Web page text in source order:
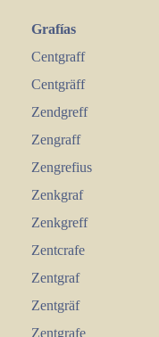
Grafías
Centgraff
Centgräff
Zendgreff
Zengraff
Zengrefius
Zenkgraf
Zenkgreff
Zentcrafe
Zentgraf
Zentgräf
Zentgrafe